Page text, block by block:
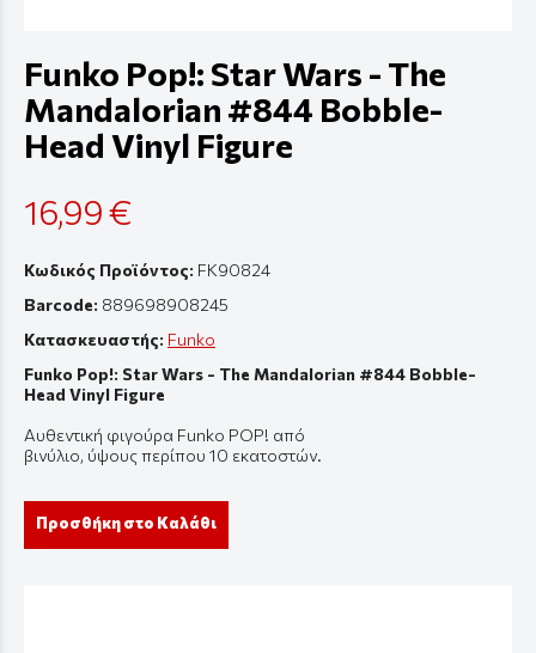
Funko Pop!: Star Wars - The
Mandalorian #844 Bobble-
Head Vinyl Figure
16,99 €
Κωδικός Προϊόντος: FK90824
Barcode: 889698908245
Κατασκευαστής: Funko
Funko Pop!: Star Wars - The Mandalorian #844 Bobble-
Head Vinyl Figure
Αυθεντική φιγούρα Funko POP! από
βινύλιο, ύψουςπερίπου 10 εκατοστών.
Προσθήκη στο Καλάθι